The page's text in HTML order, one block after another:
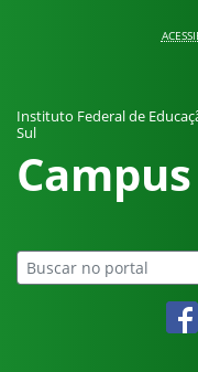
Instituto Federal de
Sul